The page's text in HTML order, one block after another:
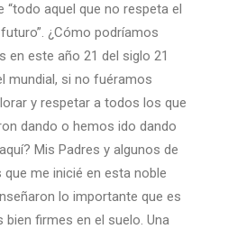
“todo aquel que no respeta el
¿Cómo podríamos
en este año 21 del siglo 21
mundial, si no fuéramos
y respetar a todos los que
dando o hemos ido dando
Mis Padres y algunos de
me inicié en esta noble
lo importante que es
firmes en el suelo. Una